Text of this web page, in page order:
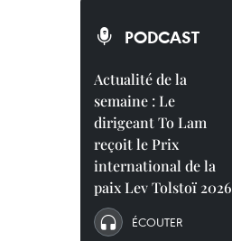
PODCAST
Actualité de la
semaine : Le
dirigeant To Lam
reçoit le Prix
international de la
paix Lev Tolstoï 2026
ÉCOUTER